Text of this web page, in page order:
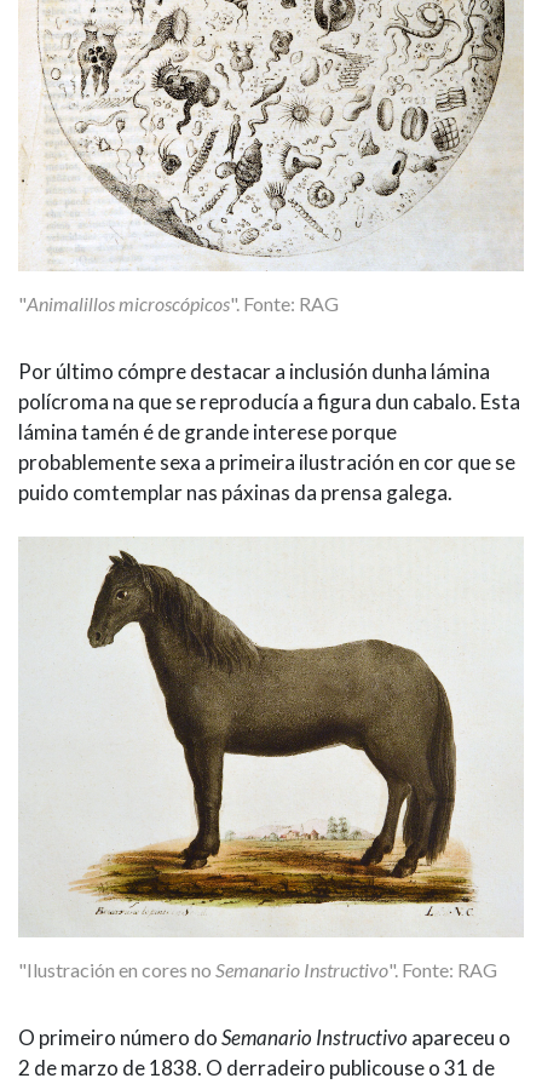
"Animalillos microscópicos". Fonte: RAG
Por último cómpre destacar a inclusión dunha lámina
polícroma na que se reproducía a figura dun cabalo. Esta
lámina tamén é de grande interese porque
probablemente sexa a primeira ilustración en cor que se
puido comtemplar nas páxinas da prensa galega.
"Ilustración en cores no Semanario Instructivo". Fonte: RAG
O primeiro número doSemanario Instructivo apareceu o
2 de marzo de 1838. O derradeiro publicouse o 31 de